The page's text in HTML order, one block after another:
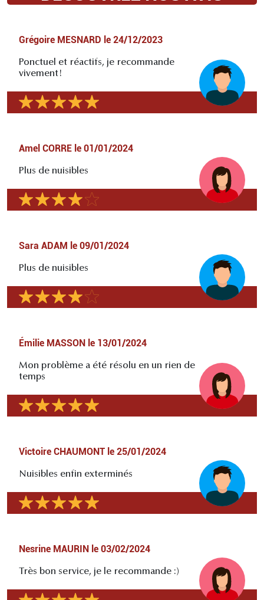
Grégoire MESNARD le 24/12/2023
Ponctuel et réactifs, je recommande
vivement!
Amel CORRE le 01/01/2024
Plus de nuisibles
Sara ADAM le 09/01/2024
Plus de nuisibles
Émilie MASSON le 13/01/2024
Mon problème a été résolu en un rien de
temps
Victoire CHAUMONT le 25/01/2024
Nuisibles enfin exterminés
Nesrine MAURIN le 03/02/2024
Très bon service, je le recommande :)